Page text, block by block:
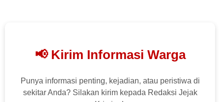
📢 Kirim Informasi Warga
Punya informasi penting, kejadian, atau peristiwa di
sekitar Anda? Silakan kirim kepada Redaksi Jejak